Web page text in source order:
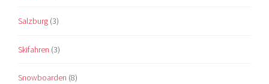
Salzburg (3)
Skifahren (3)
Snowboarden (8)